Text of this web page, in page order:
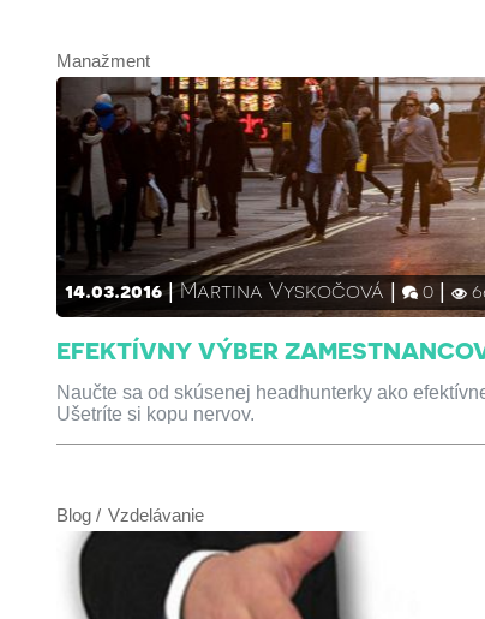
Manažment
14.03.2016 Martina Vyskočová 0
EFEKTÍVNY VÝBER
Naučte sa od skúsenej headhunterky ako
Ušetríte si kopu nervov.
Blog Vzdelávanie